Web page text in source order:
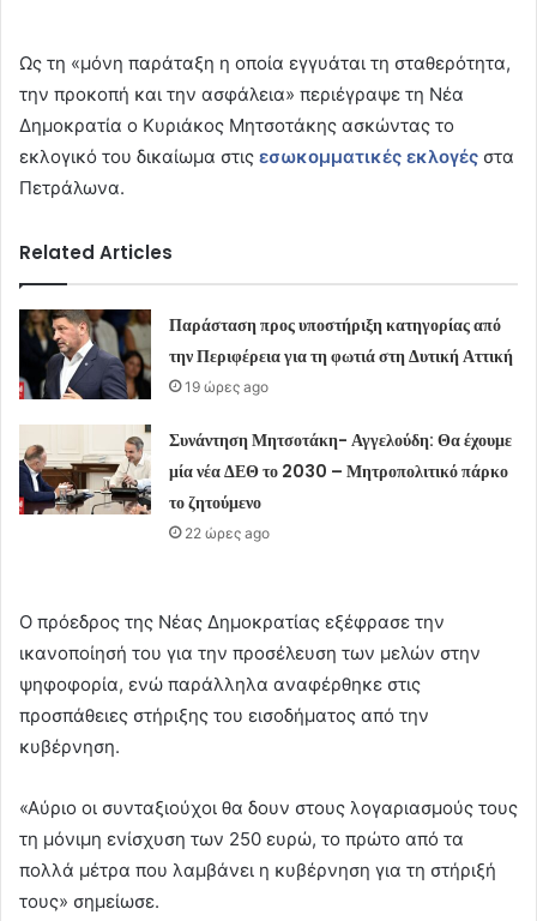
Ως τη «μόνη παράταξη η οποία εγγυάται τη σταθερότητα,
την προκοπή και την ασφάλεια» περιέγραψε τη Νέα
Δημοκρατία ο Κυριάκος Μητσοτάκης ασκώντας το
εκλογικό του δικαίωμα στις εσωκομματικές εκλογές στα
Πετράλωνα.
Related Articles
Παράσταση προς υποστήριξη κατηγορίας από
την Περιφέρεια για τη φωτιά στη Δυτική Αττική
19 ώρες ago
Συνάντηση Μητσοτάκη- Αγγελούδη: Θα έχουμε
μία νέα ΔΕΘ το 2030 – Μητροπολιτικό πάρκο
το ζητούμενο
22 ώρες ago
Ο πρόεδρος της Νέας Δημοκρατίας εξέφρασε την
ικανοποίησή του για την προσέλευση των μελών στην
ψηφοφορία, ενώ παράλληλα αναφέρθηκε στις
προσπάθειες στήριξης του εισοδήματος από την
κυβέρνηση.
«Αύριο οι συνταξιούχοι θα δουν στους λογαριασμούς τους
τη μόνιμη ενίσχυση των 250 ευρώ, το πρώτο από τα
πολλά μέτρα που λαμβάνει η κυβέρνηση για τη στήριξή
τους» σημείωσε.